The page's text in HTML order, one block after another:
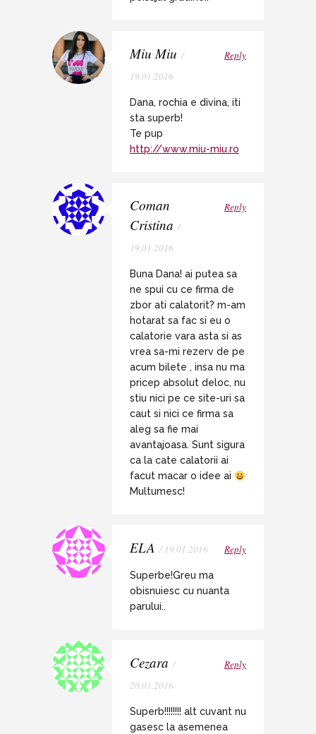
Miu Miu /
19.01.2016
Reply
Dana, rochia e divina, iti
sta superb!
Te pup
http://www.miu-miu.ro
Coman
Cristina /
19.01.2016
Reply
Buna Dana! ai putea sa
ne spui cu ce firma de
zbor ati calatorit? m-am
hotarat sa fac si eu o
calatorie vara asta si as
vrea sa-mi rezerv de pe
acum bilete , insa nu ma
pricep absolut deloc, nu
stiu nici pe ce site-uri sa
caut si nici ce firma sa
aleg sa fie mai
avantajoasa. Sunt sigura
ca la cate calatorii ai
facut macar o idee ai
Multumesc!
ELA / 19.01.2016 Reply
Superbe!Greu ma
obisnuiesc cu nuanta
parului..
Cezara /
20.01.2016
Reply
Superb!!!!!!!! alt cuvant nu
gasesc la asemenea